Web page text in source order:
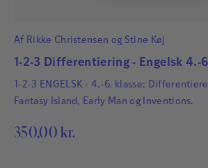
Af Rikke Christensen og Stine Køj
1-2-3 Differentiering - Engelsk 4.-
1-2-3 ENGELSK - 4.-6. klasse:
Fantasy Island, Early Man og Inventions.
350,00 kr.